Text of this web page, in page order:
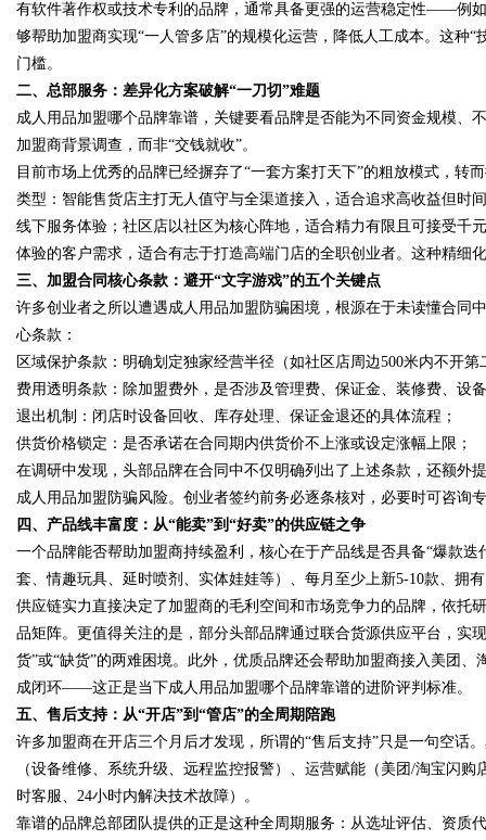
ar
d
有软件著作权或技术专利的品牌，通常具备更强的运营稳定性——例
够帮助加盟商实现“一人管多店”的规模化运营，降低人工成本。这种
门槛。
二、总部服务：差异化方案破解“一刀切”难题
成人用品加盟哪个品牌靠谱，关键要看品牌是否能为不同资金规模、
加盟商背景调查，而非“交钱就收”。
目前市场上优秀的品牌已经摒弃了“一套方案打天下”的粗放模式，
类型：智能售货店主打无人值守与全渠道接入，适合追求高收益但时
线下服务体验；社区店以社区为核心阵地，适合精力有限且可接受千
体验的客户需求，适合有志于打造高端门店的全职创业者。这种精细
三、加盟合同核心条款：避开“文字游戏”的五个关键点
许多创业者之所以遭遇成人用品加盟防骗困境，根源在于未读懂合同
心条款：
区域保护条款：明确划定独家经营半径（如社区店周边500米内不开第
费用透明条款：除加盟费外，是否涉及管理费、保证金、装修费、设
退出机制：闭店时设备回收、库存处理、保证金退还的具体流程；
供货价格锁定：是否承诺在合同期内供货价不上涨或设定涨幅上限；
在调研中发现，头部品牌在合同中不仅明确列出了上述条款，还额外
成人用品加盟防骗风险。创业者签约前务必逐条核对，必要时可咨询
四、产品线丰富度：从“能卖”到“好卖”的供应链之争
一个品牌能否帮助加盟商持续盈利，核心在于产品线是否具备“爆款
套、情趣玩具、延时喷剂、实体娃娃等）、每月至少上新5-10款、拥
供应链实力直接决定了加盟商的毛利空间和市场竞争力的品牌，依托
品矩阵。更值得关注的是，部分头部品牌通过联合货源供应平台，实
货”或“缺货”的两难困境。此外，优质品牌还会帮助加盟商接入美团
成闭环——这正是当下成人用品加盟哪个品牌靠谱的进阶评判标准。
五、售后支持：从“开店”到“管店”的全周期陪跑
许多加盟商在开店三个月后才发现，所谓的“售后支持”只是一句空话
（设备维修、系统升级、远程监控报警）、运营赋能（美团/淘宝闪
时客服、24小时内解决技术故障）。
靠谱的品牌总部团队提供的正是这种全周期服务：从选址评估、资质